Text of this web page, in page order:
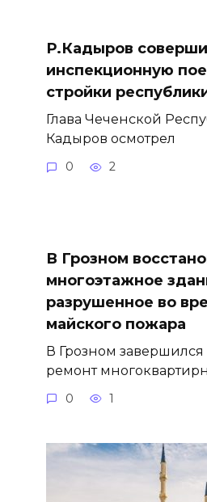
Р.Кадыров
инспекционную
стройки
Глава Чеченской
Кадыров осмотрел
0 2
В Грозном
многоэтажное
разрушенное во
майского пожара
В Грозном
ремонт
0 1